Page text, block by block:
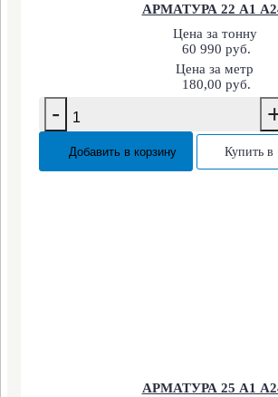
АРМАТУРА 22 А1
Цена за тонну
60 990 руб.
Цена за метр
180,00 руб.
-
Добавить в корзину Купить в
АРМАТУРА 25 А1